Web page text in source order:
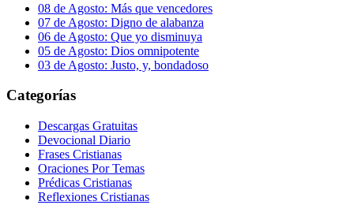
08 de Agosto: Más que vencedores
07 de Agosto: Digno de alabanza
06 de Agosto: Que yo disminuya
05 de Agosto: Dios omnipotente
03 de Agosto: Justo, y, bondadoso
Categorías
Descargas Gratuitas
Devocional Diario
Frases Cristianas
Oraciones Por Temas
Prédicas Cristianas
Reflexiones Cristianas